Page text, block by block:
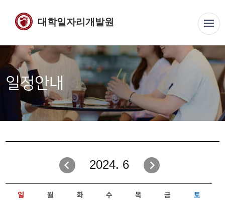
대학일자리개발원
일정안내
2024. 6
일 월 화 수 목 금 토